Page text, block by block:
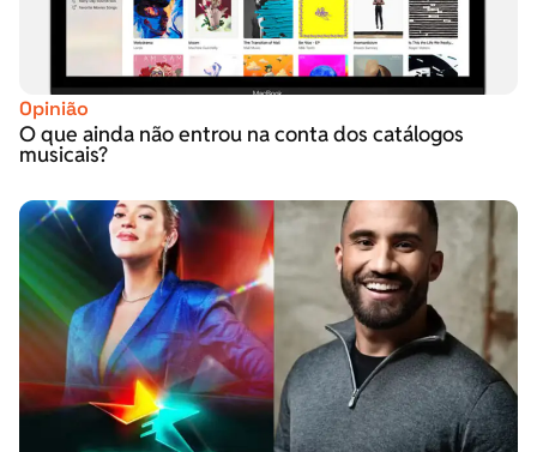
Opinião
O que ainda não entrou na conta dos catálogos
musicais?